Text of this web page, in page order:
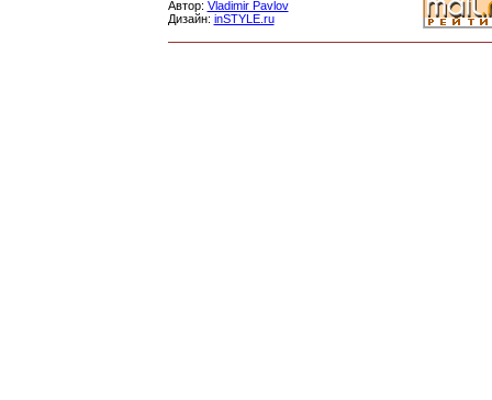
Автор: Vladimir Pavlov
Дизайн: inSTYLE.ru